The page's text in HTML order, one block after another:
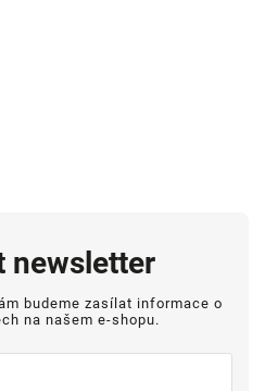
newsletter
budeme zasílat informace o
na našem e-shopu.